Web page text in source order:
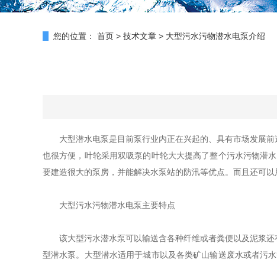
您的位置： 首页 > 技术文章 > 大型污水污物潜水电泵介绍
大型潜水电泵是目前泵行业内正在兴起的、具有市场发展前
也很方便，叶轮采用双吸泵的叶轮大大提高了整个污水污物潜
要建造很大的泵房，并能解决水泵站的防汛等优点。而且还可
大型污水污物潜水电泵主要特点
该大型污水潜水泵可以输送含各种纤维或者粪便以及泥浆还
型潜水泵。大型潜水适用于城市以及各类矿山输送废水或者污